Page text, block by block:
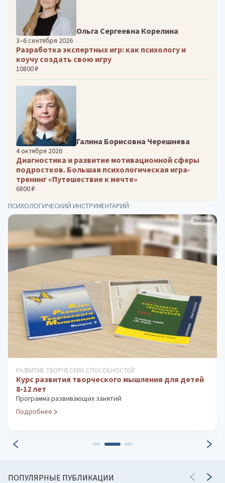
Ольга Сергеевна Корелина
3–6 сентября 2026
Разработка экспертных игр: как психологу и
коучу создать свою игру
10800 ₽
Галина Борисовна Черешнева
4 октября 2026
Диагностика и развитие мотивационной сферы
подростков. Большая психологическая игра-
тренинг «Путешествие к мечте»
6800 ₽
ПСИХОЛОГИЧЕСКИЙ ИНСТРУМЕНТАРИЙ
Реклама
РАЗВИТИЕ ТВОРЧЕСКИХ СПОСОБНОСТЕЙ
Курс развития творческого мышления для детей
8-12 лет
Программа развивающих занятий
Подробнее
ПОПУЛЯРНЫЕ ПУБЛИКАЦИИ